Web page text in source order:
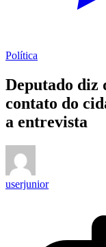
Política
Deputado diz
contato do
a entrevista
userjunior